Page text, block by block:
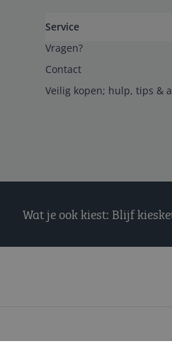
Service
Vragen?
Contact
Veilig kopen; hulp, tips &
Wat je ook kiest: Blijf